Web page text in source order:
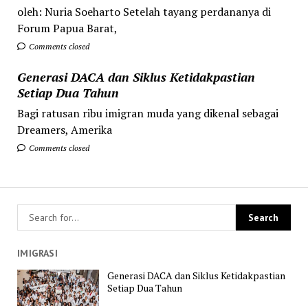
oleh: Nuria Soeharto Setelah tayang perdananya di
Forum Papua Barat,
Comments closed
Generasi DACA dan Siklus Ketidakpastian
Setiap Dua Tahun
Bagi ratusan ribu imigran muda yang dikenal sebagai
Dreamers, Amerika
Comments closed
IMIGRASI
Generasi DACA dan Siklus Ketidakpastian
Setiap Dua Tahun